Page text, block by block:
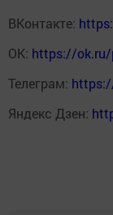
ВКонтакте:
ОК: https://ok.ru/
Телеграм:
Яндекс Дзен: